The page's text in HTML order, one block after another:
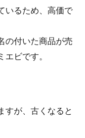
いるため、高価で
の付いた商品が売
ビです。
すが、古くなると